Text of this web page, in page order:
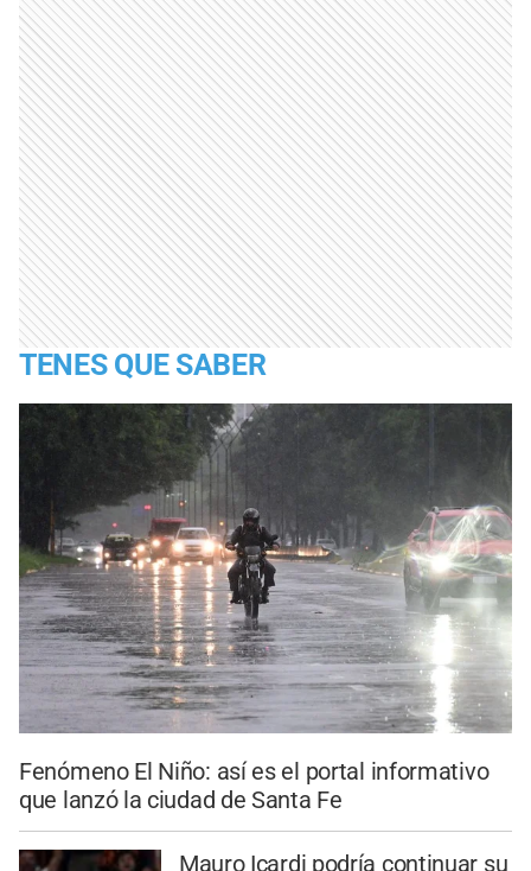
TENES QUE SABER
Fenómeno El Niño: así es el portal informativo
que lanzó la ciudad de Santa Fe
Mauro Icardi podría continuar su